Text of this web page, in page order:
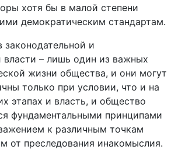
хотя бы в малой степени
демократическим стандартам.
и
власти – лишь один из важных
жизни общества, и они могут
только при условии, что и на
этапах и власть, и общество
фундаментальными принципами
к различным точкам
от преследования инакомыслия.